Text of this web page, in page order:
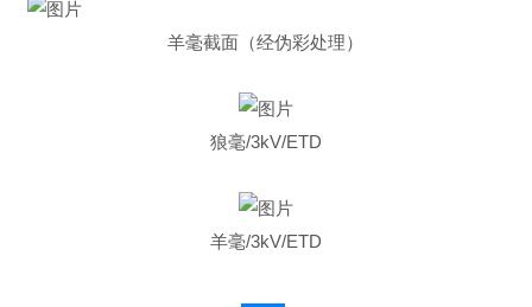
羊毫截面（经伪彩处理）
狼毫/3kV/ETD
羊毫/3kV/ETD